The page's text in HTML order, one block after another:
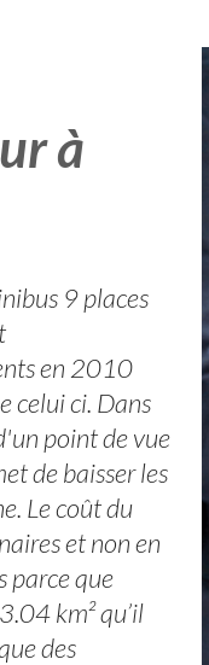
à
9 places
en 2010
celui ci. Dans
point de vue
de baisser les
Le coût du
et non en
parce que
km² qu’il
des